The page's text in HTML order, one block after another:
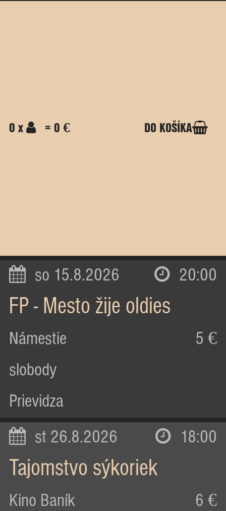
0 x = 0 € DO KOŠÍKA
so 15.8.2026 20:00
FP - Mesto žije oldies
Námestie
slobody
Prievidza
5 €
st 26.8.2026 18:00
Tajomstvo sýkoriek
Kino Baník 6 €